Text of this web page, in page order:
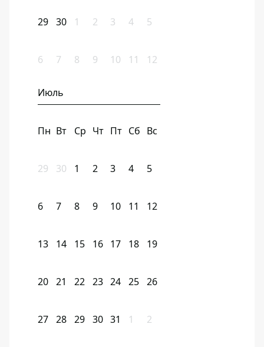
29 30 1 2 3 4 5
6 7 8 9 10 11 12
Июль
Пн Вт Ср Чт Пт Сб Вс
29 30 1 2 3 4 5
6 7 8 9 10 11 12
13 14 15 16 17 18 19
20 21 22 23 24 25 26
27 28 29 30 31 1 2